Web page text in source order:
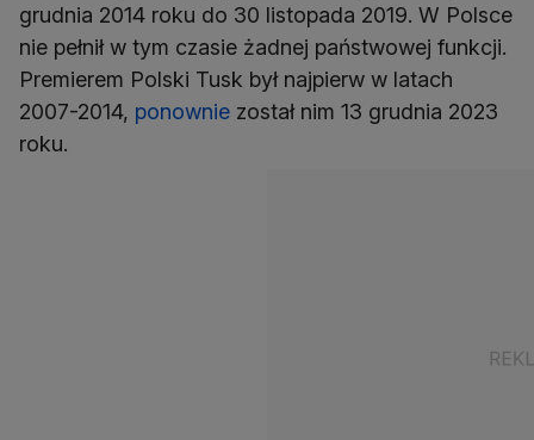
grudnia 2014 roku do 30 listopada 2019. W Polsce
nie pełnił w tym czasie żadnej państwowej funkcji.
Premierem Polski Tusk był najpierw w latach
2007-2014, ponownie został nim 13 grudnia 2023
roku.